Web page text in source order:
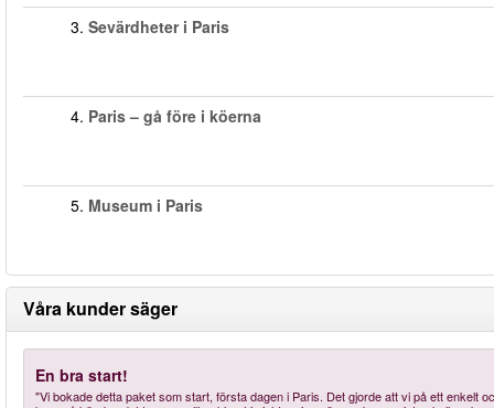
3. Sevärdheter i Paris
4. Paris – gå före i köerna
5. Museum i Paris
Våra kunder säger
En bra start!
"Vi bokade detta paket som start, första dagen i Paris. Det gjorde att vi på ett enkelt